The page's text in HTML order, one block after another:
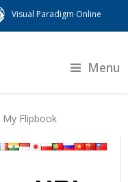
Visual Paradigm Online
Menu
My Flipbook